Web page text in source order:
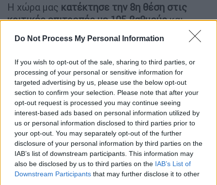
Do Not Process My Personal Information
If you wish to opt-out of the sale, sharing to third parties, or
processing of your personal or sensitive information for
targeted advertising by us, please use the below opt-out
section to confirm your selection. Please note that after your
opt-out request is processed you may continue seeing
interest-based ads based on personal information utilized by
us or personal information disclosed to third parties prior to
your opt-out. You may separately opt-out of the further
disclosure of your personal information by third parties on the
IAB’s list of downstream participants. This information may
also be disclosed by us to third parties on the IAB’s List of
Downstream Participants that may further disclose it to other
Η χώρα μας κατέκτησε την 8η θέση στις
κριτικές επιτροπές με 105 βαθμούςκαι
Αυστραλία, Ισραήλ, Κύπρος
10 βαθμούς από:Μάλτα
8 βαθμούς από:Γαλλία
6 βαθμούς από:Αλβανία, Γερμανία,
Αλβανία
5 βαθμούς από: Γεωργία
4 βαθμούς από:Κροατία, Πολωνία
3 βαθμούς από:Ιρλανδία, Φινλανδία
1 βαθμό από:Πορτογαλία, Ηνωμένο
Βασίλειο